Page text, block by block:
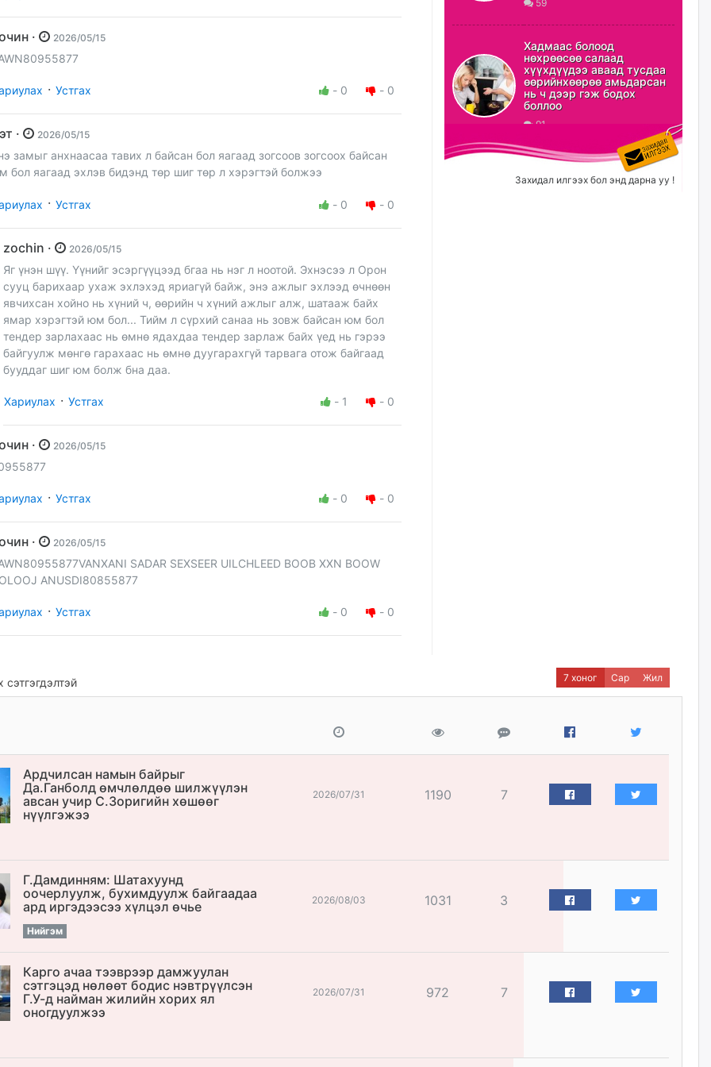
Зочин · 2026/05/15
· Устгах - 0 - 0
Бэт · 2026/05/15
замыг анхнаасаа тавих л байсан бол яагаад зогсоов зогсоох байсан
бол яагаад эхлэв бидэнд төр шиг төр л хэрэгтэй болжээ
· Устгах - 0 - 0
zochin · 2026/05/15
Яг үнэн шүү. Үүнийг эсэргүүцээд бгаа нь нэг л ноотой. Эхнэсээ л Орон
сууц барихаар ухаж эхлэхэд яриагүй байж, энэ ажлыг эхлээд өчнөөн
явчихсан хойно нь хүний ч, өөрийн ч хүний ажлыг алж, шатааж байх
ямар хэрэгтэй юм бол... Тийм л сүрхий санаа нь зовж байсан юм бол
тендер зарлахаас нь өмнө ядахдаа тендер зарлаж байх үед нь гэрээ
байгуулж мөнгө гарахаас нь өмнө дуугарахгүй тарвага отож байгаад
бууддаг шиг юм болж бна даа.
Хариулах · Устгах - 1 - 0
Зочин · 2026/05/15
· Устгах - 0 - 0
Зочин · 2026/05/15
SADAR SEXSEER UILCHLEED BOOB XXN BOOW
ANUSDI80855877
· Устгах - 0 - 0
ХЗДХ-ын сайд С.Амарсайхан:
Авлигаар авсан хөрөнгийг
хурааж, нийгмийн сайн
сайхны хөгжилд зориулах
бөгөөд үүнийг хэд хэдэн эрх
бүхий байгууллагаас санал авна
өчигдѳр
Шатахууныг олдож байгаа
газраас нь л авч байна. Үнэ
тарифаас илүү хангамж дээр
анхаарч байна
барилга угсралтын ажил
үргэлжилж байна
өчигдѳр
Цагдаагийн дэд хурандаа
Д.Будзаан: Хүүхдийн эсрэг
оногдуулах хуулийн
зохицуулалттай
“Аяллын газрын зураг”-ийн
банкны салбараас үнэ
төлбөргүй авах боломжтой
манаачтайгаа бүлэглэн
эзэмшлийнх нь дансаар заал,
59
Хадмаас болоод
нөхрөөсөө салаад
хүүхдүүдээ аваад тусдаа
өөрийнхөөрөө амьдарсан
нь ч дээр гэж бодох
боллоо
91
Захидал илгээх бол энд дарна уу !
7 хоног Сар Жил
Ардчилсан намын байрыг
Да.Ганболд өмчлөлдөө шилжүүлэн
авсан учир С.Зоригийн хөшөөг
нүүлгэжээ
2026/07/31 1190 7
Г.Дамдинням: Шатахуунд
оочерлуулж, бухимдуулж байгаадаа
ард иргэдээсээ хүлцэл өчье
Нийгэм
2026/08/03 1031 3
Карго ачаа тээврээр дамжуулан
сэтгэцэд нөлөөт бодис нэвтрүүлсэн
Г.У-д найман жилийн хорих ял
оногдуулжээ
2026/07/31 972 7